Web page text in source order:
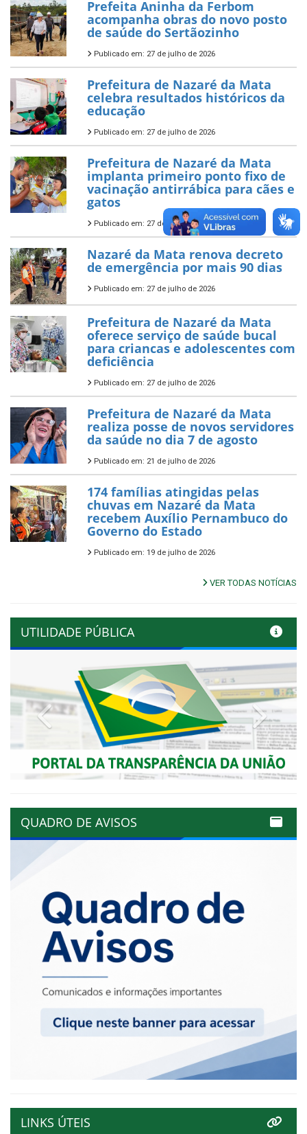
Prefeita Aninha da Ferbom
acompanha obras do novo posto
de saúde do Sertãozinho
Publicado em: 27 de julho de 2026
Prefeitura de Nazaré da Mata
celebra resultados históricos da
educação
Publicado em: 27 de julho de 2026
Prefeitura de Nazaré da Mata
implanta primeiro ponto fixo de
vacinação antirrábica para cães e
gatos
Publicado em: 27 de julho de 2026
Nazaré da Mata renova decreto
de emergência por mais 90 dias
Publicado em: 27 de julho de 2026
Prefeitura de Nazaré da Mata
oferece serviço de saúde bucal
para criancas e adolescentes com
deficiência
Publicado em: 27 de julho de 2026
Prefeitura de Nazaré da Mata
realiza posse de novos servidores
da saúde no dia 7 de agosto
Publicado em: 21 de julho de 2026
174 famílias atingidas pelas
chuvas em Nazaré da Mata
recebem Auxílio Pernambuco do
Governo do Estado
Publicado em: 19 de julho de 2026
VER TODAS NOTÍCIAS
UTILIDADE PÚBLICA
Previous Next
QUADRO DE AVISOS
LINKS ÚTEIS